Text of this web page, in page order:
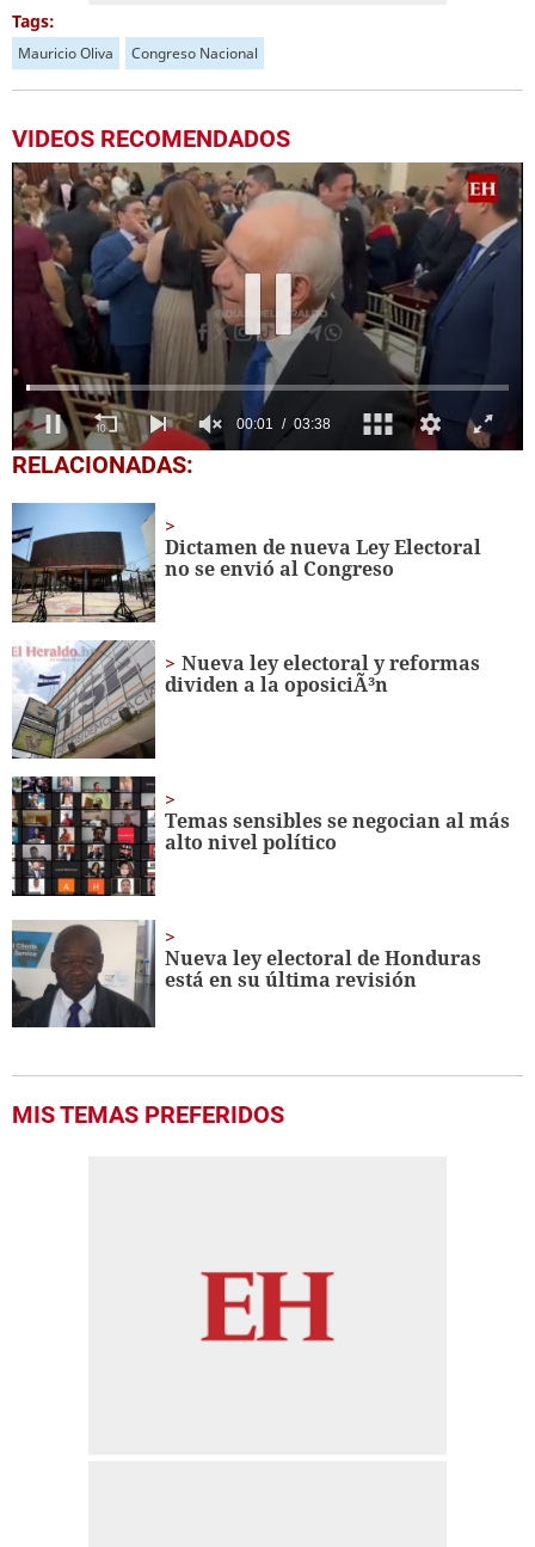
Tags:
Mauricio Oliva Congreso Nacional
VIDEOS RECOMENDADOS
0
seconds
minutes,
38
seconds
RELACIONADAS:
Dictamen de nueva Ley Electoral
no se envió al Congreso
Nueva ley electoral y reformas
dividen a la oposiciÃ³n
Temas sensibles se negocian al más
alto nivel político
Nueva ley electoral de Honduras
está en su última revisión
MIS TEMAS PREFERIDOS